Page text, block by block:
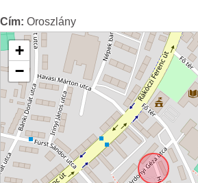
Cím: Oroszlány
+
−